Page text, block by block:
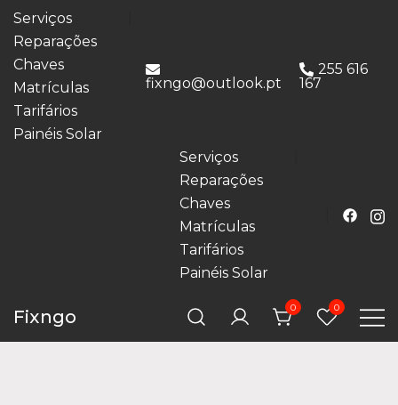
Serviços
Reparações
Chaves
Matrículas
Tarifários
Painéis Solar
fixngo@outlook.pt
255 616
167
Serviços
Reparações
Chaves
Matrículas
Tarifários
Painéis Solar
Fixngo 0 0